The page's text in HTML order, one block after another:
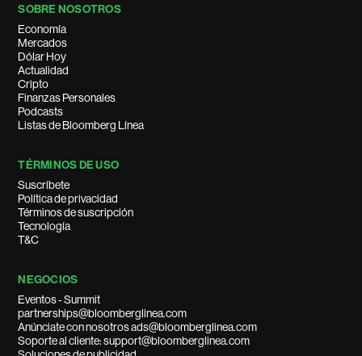
SOBRE NOSOTROS
Economía
Mercados
Dólar Hoy
Actualidad
Cripto
Finanzas Personales
Podcasts
Listas de Bloomberg Línea
TÉRMINOS DE USO
Suscríbete
Política de privacidad
Términos de suscripción
Tecnología
T&C
NEGOCIOS
Eventos - Summit
partnerships@bloomberglinea.com
Anúnciate con nosotros ads@bloomberglinea.com
Soporte al cliente: support@bloomberglinea.com